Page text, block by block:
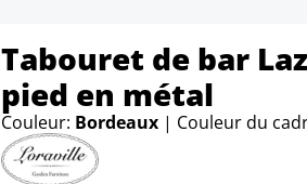
Tabouret de bar
pied en métal
Couleur: Bordeaux | Couleur du